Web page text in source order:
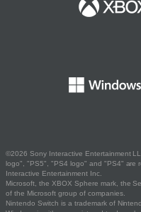
©2026 Sony Interactive Entertainment
logo", "PS5", "PS4 logo" and "PS4" are
Interactive Entertainment Inc.
Microsoft, the XBOX Sphere mark, the
of the Microsoft group of companies.
Nintendo Switch is a trademark of